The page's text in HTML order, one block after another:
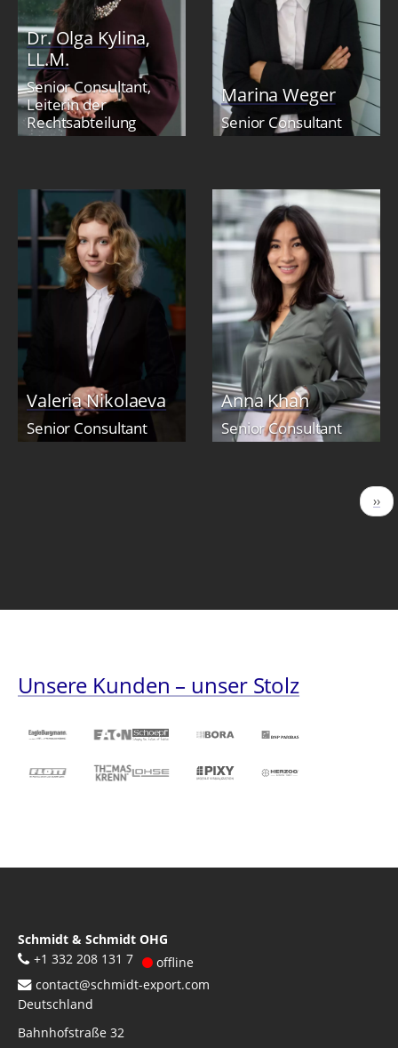
Dr. Olga Kylina,
LL.M.
Senior Consultant,
Leiterin der
Rechtsabteilung
Marina Weger
Senior Consultant
Valeria Nikolaeva
Senior Consultant
Anna Khan
Senior Consultant
››
Unsere Kunden – unser Stolz
Schmidt & Schmidt OHG
+1 332 208 131 7
offline
contact@schmidt-export.com
Deutschland
Bahnhofstraße 32